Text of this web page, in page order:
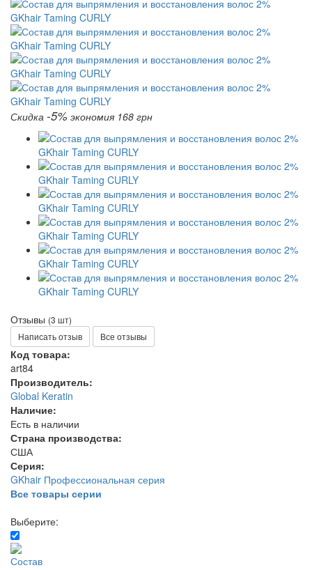
Скидка -5% экономия 168 грн
Отзывы (3 шт)
Написать отзыв
Все отзывы
Код товара:
art84
Производитель:
Global Keratin
Наличие:
Есть в наличии
Страна производства:
США
Серия:
GKhair Профессиональная серия
Все товары серии
Выберите: